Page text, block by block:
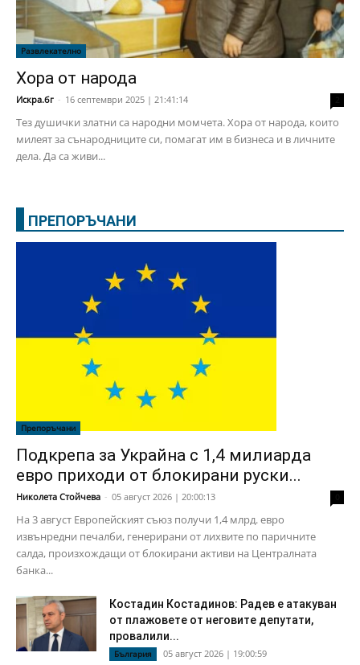
Развлекателно
Хора от народа
Искра.бг - 16 септември 2025 | 21:41:14
Тез душички златни са народни момчета. Хора от народа, които
милеят за сънародниците си, помагат им в бизнеса и в личните
дела. Да са живи...
ПРЕПОРЪЧАНИ
Препоръчани
Подкрепа за Украйна с 1,4 милиарда
евро приходи от блокирани руски...
Николета Стойчева - 05 август 2026 | 20:00:13
На 3 август Европейският съюз получи 1,4 млрд. евро
извънредни печалби, генерирани от лихвите по паричните
салда, произхождащи от блокирани активи на Централната
банка...
Костадин Костадинов: Радев е атакуван
от плажoвете от неговите депутати,
провалили...
България 05 август 2026 | 19:00:59